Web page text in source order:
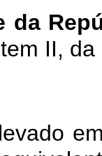
da
II,